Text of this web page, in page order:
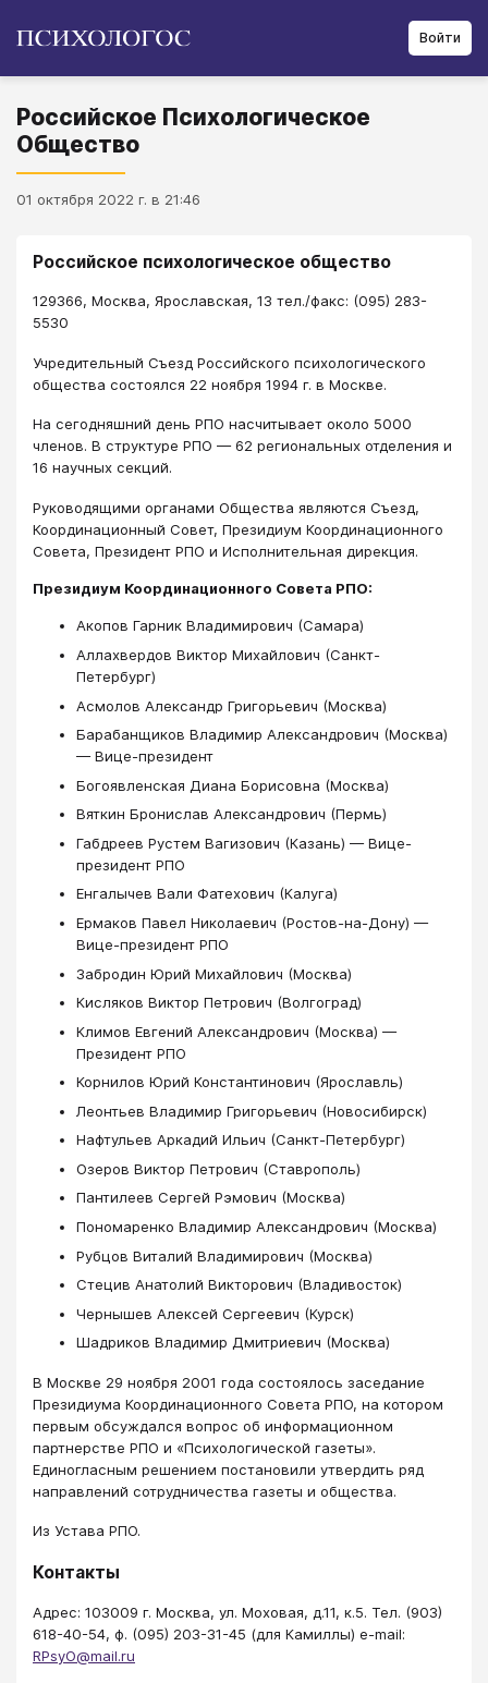
Войти
Российское Психологическое
Общество
01 октября 2022 г. в 21:46
Российское психологическое общество
129366, Москва, Ярославская, 13 тел./факс: (095) 283-
5530
Учредительный Съезд Российского психологического
общества состоялся 22 ноября 1994 г. в Москве.
На сегодняшний день РПО насчитывает около 5000
членов. В структуре РПО — 62 региональных отделения и
16 научных секций.
Руководящими органами Общества являются Съезд,
Координационный Совет, Президиум Координационного
Совета, Президент РПО и Исполнительная дирекция.
Президиум Координационного Совета РПО:
Акопов Гарник Владимирович (Самара)
Аллахвердов Виктор Михайлович (Санкт-
Петербург)
Асмолов Александр Григорьевич (Москва)
Барабанщиков Владимир Александрович (Москва)
— Вице-президент
Богоявленская Диана Борисовна (Москва)
Вяткин Бронислав Александрович (Пермь)
Габдреев Рустем Вагизович (Казань) — Вице-
президент РПО
Енгалычев Вали Фатехович (Калуга)
Ермаков Павел Николаевич (Ростов-на-Дону) —
Вице-президент РПО
Забродин Юрий Михайлович (Москва)
Кисляков Виктор Петрович (Волгоград)
Климов Евгений Александрович (Москва) —
Президент РПО
Корнилов Юрий Константинович (Ярославль)
Леонтьев Владимир Григорьевич (Новосибирск)
Нафтульев Аркадий Ильич (Санкт-Петербург)
Озеров Виктор Петрович (Ставрополь)
Пантилеев Сергей Рэмович (Москва)
Пономаренко Владимир Александрович (Москва)
Рубцов Виталий Владимирович (Москва)
Стецив Анатолий Викторович (Владивосток)
Чернышев Алексей Сергеевич (Курск)
Шадриков Владимир Дмитриевич (Москва)
В Москве 29 ноября 2001 года состоялось заседание
Президиума Координационного Совета РПО, на котором
первым обсуждался вопрос об информационном
партнерстве РПО и «Психологической газеты».
Единогласным решением постановили утвердить ряд
направлений сотрудничества газеты и общества.
Из Устава PПО.
Контакты
Адрес: 103009 г. Москва, ул. Моховая, д.11, к.5. Тел. (903)
618-40-54, ф. (095) 203-31-45 (для Камиллы) e-mail:
RPsyO@mail.ru